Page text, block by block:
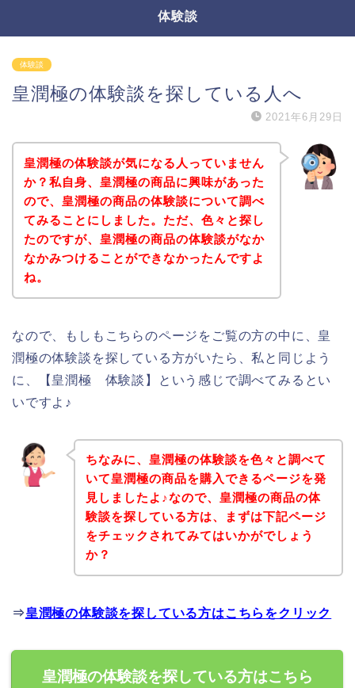
体験談
体験談
皇潤極の体験談を探している人へ
2021年6月29日
皇潤極の体験談が気になる人っていません
か？私自身、皇潤極の商品に興味があった
ので、皇潤極の商品の体験談について調べ
てみることにしました。ただ、色々と探し
たのですが、皇潤極の商品の体験談がなか
なかみつけることができなかったんですよ
ね。
なので、もしもこちらのページをご覧の方の中に、皇
潤極の体験談を探している方がいたら、私と同じよう
に、【皇潤極 体験談】という感じで調べてみるとい
いですよ♪
ちなみに、皇潤極の体験談を色々と調べて
いて皇潤極の商品を購入できるページを発
見しましたよ♪なので、皇潤極の商品の体
験談を探している方は、まずは下記ページ
をチェックされてみてはいかがでしょう
か？
⇒皇潤極の体験談を探している方はこちらをクリック
皇潤極の体験談を探している方はこちら